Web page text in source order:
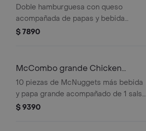
Hamburguesa con Queso
Doble hamburguesa con queso
acompañada de papas y bebida
grande
$ 7890
McCombo grande Chicken
McNuggets x10
10 piezas de McNuggets más bebida
y papa grande acompañado de 1 salsa
barbacoa
$ 9390